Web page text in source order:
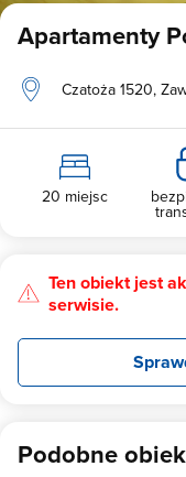
Apartamenty
Czatoża 1520,
20 miejsc
Ten obiekt jest
serwisie.
Podobne